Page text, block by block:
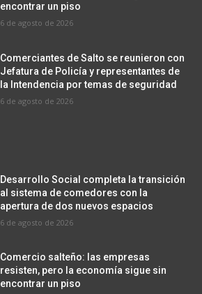
encontrar un piso
6 de agosto de 2026
Comerciantes de Salto se reunieron con
Jefatura de Policía y representantes de
la Intendencia por temas de seguridad
6 de agosto de 2026
Desarrollo Social completa la transición
al sistema de comedores con la
apertura de dos nuevos espacios
6 de agosto de 2026
Comercio salteño: las empresas
resisten, pero la economía sigue sin
encontrar un piso